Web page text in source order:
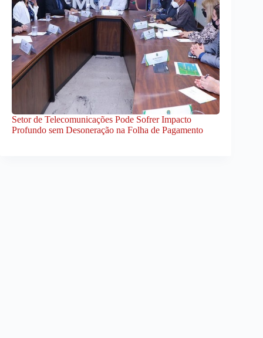
Setor de Telecomunicações Pode Sofrer Impacto
Profundo sem Desoneração na Folha de Pagamento